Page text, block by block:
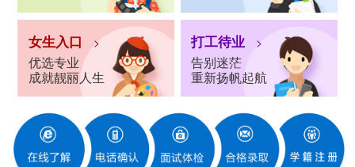
女生入口 >
优选专业
成就靓丽人生
打工待业 >
告别迷茫
重新扬帆起航